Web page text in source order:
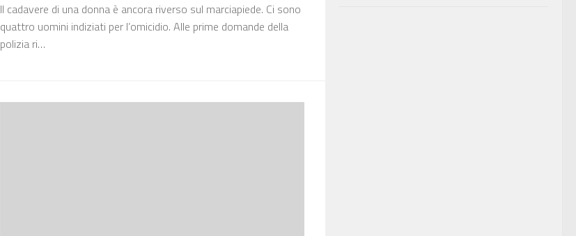
Il cadavere di una donna è ancora riverso sul marciapiede. Ci sono
quattro uomini indiziati per l’omicidio. Alle prime domande della
polizia ri…